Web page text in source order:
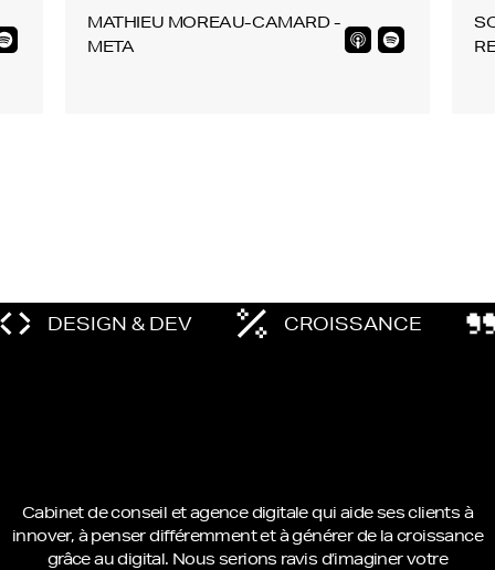
MATHIEU MOREAU-CAMARD -
META
DESIGN & DEV CROISSANCE
Cabinet de conseil et agence digitale qui aide ses clients à
innover, à penser différemment et à générer de la croissance
grâce au digital. Nous serions ravis d’imaginer votre